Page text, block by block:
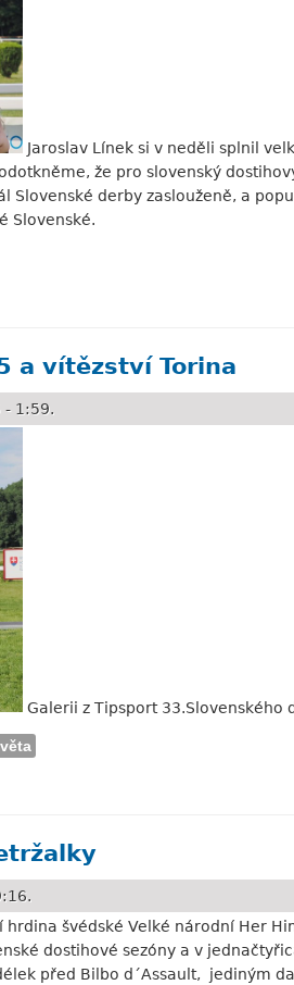
Jaroslav Línek si v neděli splnil
že pro slovenský
Slovenské derby zaslouženě, a
Slovenské.
a vítězství Torina
- 1:59.
Galerii z Tipsport 33.Slovenského
švédské Velké národní Her
dostihové sezóny a v
před Bilbo d´Assault, jediným